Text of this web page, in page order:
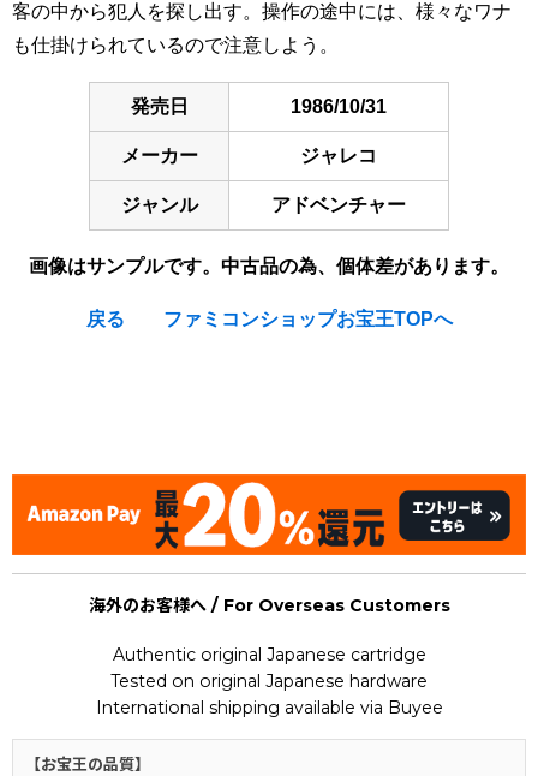
客の中から犯人を探し出す。操作の途中には、様々なワナ
も仕掛けられているので注意しよう。
発売日 1986/10/31
メーカー ジャレコ
ジャンル アドベンチャー
画像はサンプルです。中古品の為、個体差があります。
戻る ファミコンショップお宝王TOPへ
海外のお客様へ / For Overseas Customers
Authentic original Japanese cartridge
Tested on original Japanese hardware
International shipping available via Buyee
【お宝王の品質】